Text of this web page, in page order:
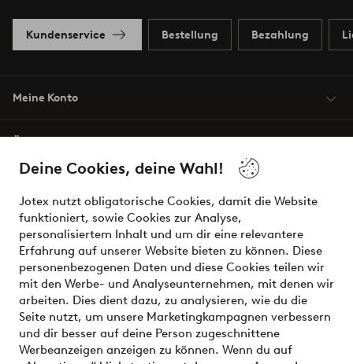
Deine Cookies, deine Wahl!
Jotex nutzt obligatorische Cookies, damit die Website
funktioniert, sowie Cookies zur Analyse,
personalisiertem Inhalt und um dir eine relevantere
Erfahrung auf unserer Website bieten zu können. Diese
personenbezogenen Daten und diese Cookies teilen wir
mit den Werbe- und Analyseunternehmen, mit denen wir
arbeiten. Dies dient dazu, zu analysieren, wie du die
Seite nutzt, um unsere Marketingkampagnen verbessern
und dir besser auf deine Person zugeschnittene
Werbeanzeigen anzeigen zu können. Wenn du auf
Kundenservice Bestellung Bezahlung
Meine Konto
Bedingungen
Sichere Zahlungen - Jetzt bezahlen oder aufteilen
Möchtest du mehr über unsere
Zahlungsmöglichkeitenerfahren?